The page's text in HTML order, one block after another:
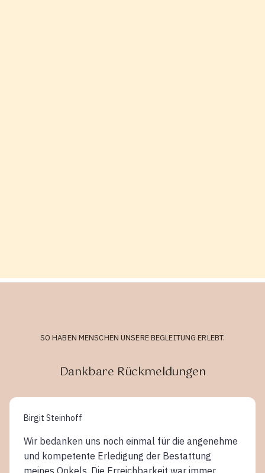
SO HABEN MENSCHEN UNSERE BEGLEITUNG ERLEBT.
Dankbare Rückmeldungen
Birgit Steinhoff
Wir bedanken uns noch einmal für die angenehme
und kompetente Erledigung der Bestattung